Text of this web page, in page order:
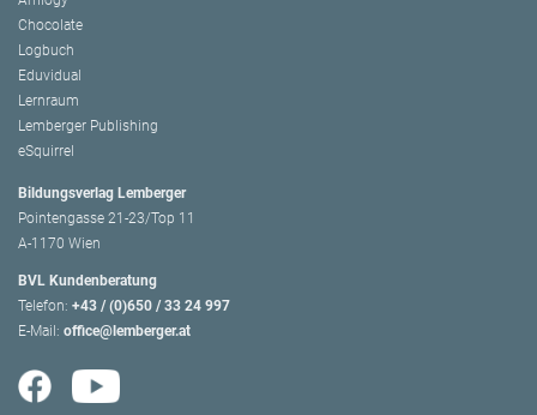
Chocolate
Logbuch
Eduvidual
Lernraum
Lemberger Publishing
eSquirrel
Bildungsverlag Lemberger
Pointengasse 21-23/Top 11
A-1170 Wien
BVL Kundenberatung
Telefon: +43 / (0)650 / 33 24 997
E-Mail: office@lemberger.at